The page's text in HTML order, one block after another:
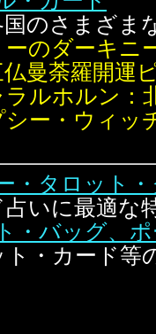
のさまざま
のダーキニ
曼荼羅開運
ルホルン：
ー・ウィッ
・タロット
いに最適な
・バッグ、
・カード等